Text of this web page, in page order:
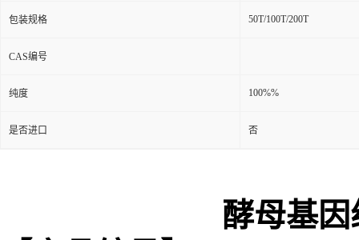
包装规格 50T/100T/200T
CAS编号
纯度 100%%
是否进口 否
酵母基因